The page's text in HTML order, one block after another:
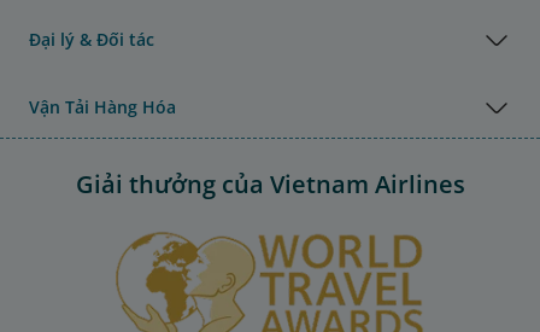
Đại lý & Đối tác
Vận Tải Hàng Hóa
Giải thưởng của Vietnam Airlines